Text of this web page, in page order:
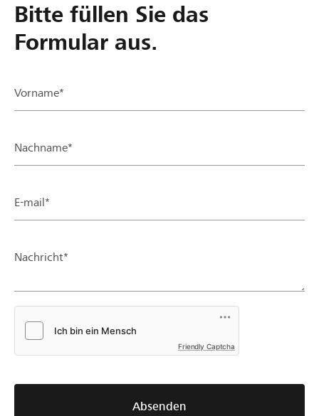
Bitte füllen Sie das
Formular aus.
Vorname*
Nachname*
E-mail*
Nachricht*
Friendly Captcha
Absenden